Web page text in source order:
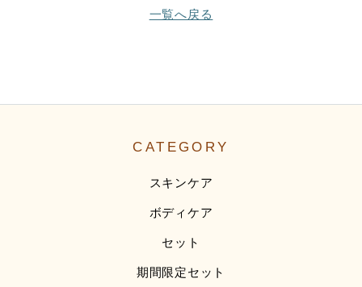
一覧へ戻る
CATEGORY
スキンケア
ボディケア
セット
期間限定セット